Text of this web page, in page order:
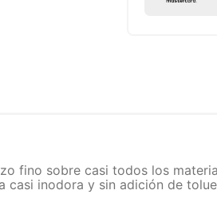
fino sobre casi todos los
casi inodora y sin adición de